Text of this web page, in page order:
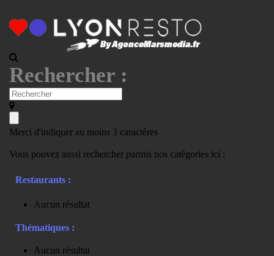
Rechercher :
Merci d'indiquer au moins 3 caractères
Vous pouvez aussi rechercher parmis nos catégories ici :
Restaurants :
Aucun résultat
Thématiques :
Aucun résultat